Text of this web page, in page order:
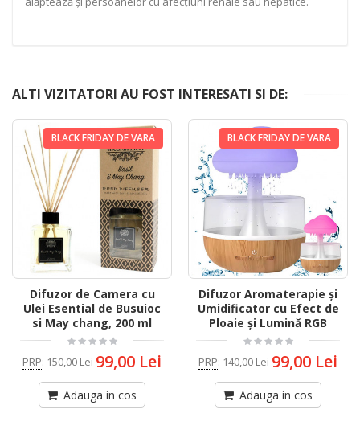
ALTI VIZITATORI AU FOST INTERESATI SI DE:
BLACK FRIDAY DE VARA
Difuzor de Camera cu
Ulei Esential de Busuioc
si May chang, 200 ml
PRP: 150,00 Lei 99,00 Lei
Adauga in cos
BLACK FRIDAY DE VARA
Difuzor Aromaterapie și
Umidificator cu Efect de
Ploaie și Lumină RGB
PRP: 140,00 Lei 99,00 Lei
Adauga in cos